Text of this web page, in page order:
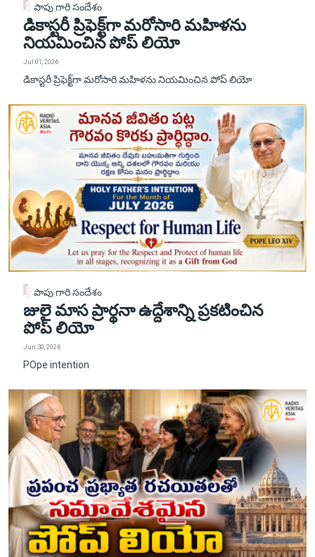
పాపు గారి సందేశం
డికాస్టరీ ప్రిఫెక్ట్‌గా మరోసారి మహిళను
నియమించిన పోప్ లియో
Jul 01, 2026
డికాస్టరీ ప్రిఫెక్ట్‌గా మరోసారి మహిళను నియమించిన పోప్ లియో
పాపు గారి సందేశం
జులై మాస ప్రార్థనా ఉద్దేశాన్ని ప్రకటించిన
పోప్ లియో
Jun 30, 2026
POpe intention